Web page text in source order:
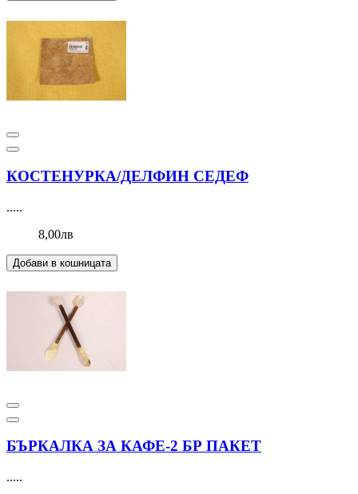
КОСТЕНУРКА/ДЕЛФИН СЕДЕФ
.....
8,00лв
Добави в кошницата
БЪРКАЛКА ЗА КАФЕ-2 БР ПАКЕТ
.....